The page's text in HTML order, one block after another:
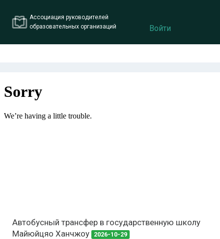
Ассоциация руководителей
образовательных организаций
Войти
Автобусный трансфер в государственную школу
Майюйцяо Ханчжоу
2026-10-29